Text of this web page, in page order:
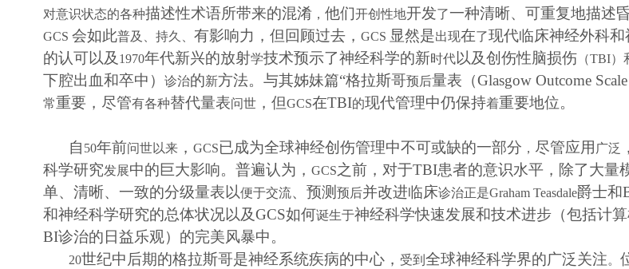
对意识状态的各种描述性术语所带来的混淆， 他们开创性地开发了一种清晰、可重复地描述
GCS 会如此普及、持久、 有影响力，但回顾过去， GCS 显然是出现在了现代临床神经外科
的认可以及 1970年代新兴的放射学技术预示了神经科学的新时代以及创伤性脑损伤（TBI）
下腔出血和卒中）
诊治的新方法。与其姊妹篇“格拉斯哥预后量表 （Glasgow Outcome Scale
常重要，尽管有各种替代量表问世，但GCS在TBI的现代管理中仍保持着重要地位。
自 50年前问世以来， GCS已成为全球神经创伤管理中不可或缺的一部分 ， 尽管应用 广泛 ，
科学研究发展中的巨大影响。普遍认为， GCS之前，对于TBI患者的意识水平，除了大量
单、清晰、一致的分级量表以便于交流、预测 预后并改进临床诊治正是Graham Teasdale爵士和
和神经科学研究的总体状况以及GCS如何诞生于神经科学快速发展和技术进步（包括计
BI诊治的日益乐观）的完美风暴中。
20世纪中后期的格拉斯哥是神经系统疾病的中心， 受到 全球神经科学界的广泛关注。